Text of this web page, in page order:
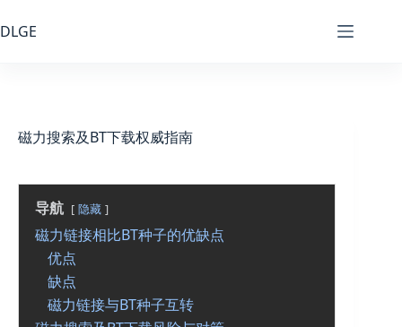
至
DLGE
磁力搜索及BT下载权威指南
导航 隐藏
磁力链接相比BT种子的优缺点
优点
缺点
磁力链接与BT种子互转